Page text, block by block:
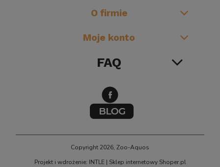
O firmie
Moje konto
FAQ
Copyright 2026, Zoo-Aquos
Projekt i wdrożenie: INTLE| Sklep internetowy Shoper.pl